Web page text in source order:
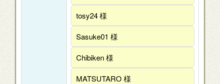
tosy24 様
Sasuke01 様
Chibiken 様
MATSUTARO 様